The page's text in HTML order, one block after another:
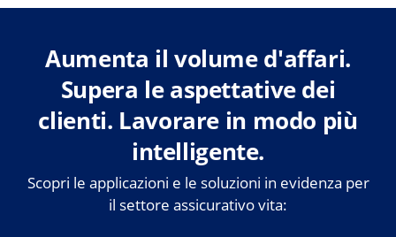
Aumenta il volume d'affari.
Supera le aspettative dei
clienti. Lavorare in modo più
intelligente.
Scopri le applicazioni e le soluzioni in evidenza per
il settore assicurativo vita: